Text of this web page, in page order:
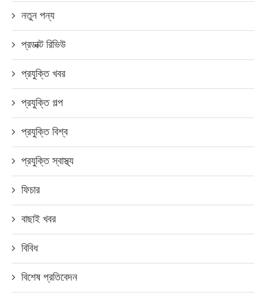
নতুন পন্য
প্রডাক্ট রিভিউ
প্রযুক্তি খবর
প্রযুক্তি গল্প
প্রযুক্তি বিশ্ব
প্রযুক্তি স্বাস্থ্য
ফিচার
বাছাই খবর
বিবিধ
বিশেষ প্রতিবেদন